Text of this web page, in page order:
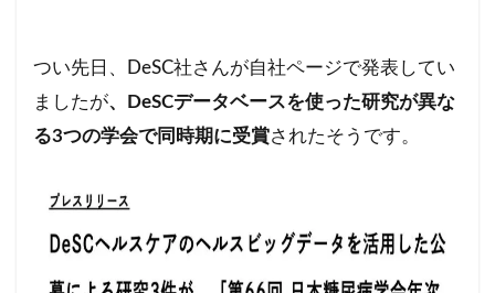
つい先日、DeSC社さんが自社ページで発表してい
ましたが、DeSCデータベースを使った研究が異な
る3つの学会で同時期に受賞されたそうです。